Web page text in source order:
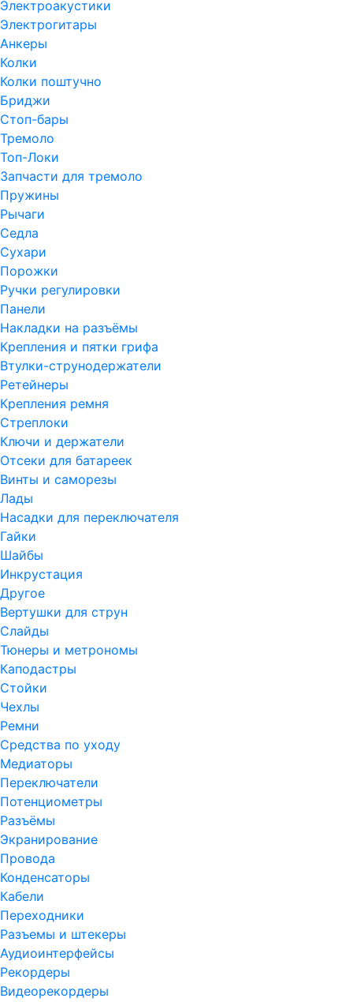
Электроакустики
Электрогитары
Анкеры
Колки
Колки поштучно
Бриджи
Стоп-бары
Тремоло
Топ-Локи
Запчасти для тремоло
Пружины
Рычаги
Седла
Сухари
Порожки
Ручки регулировки
Панели
Накладки на разъёмы
Крепления и пятки грифа
Втулки-струнодержатели
Ретейнеры
Крепления ремня
Стреплоки
Ключи и держатели
Отсеки для батареек
Винты и саморезы
Лады
Насадки для переключателя
Гайки
Шайбы
Инкрустация
Другое
Вертушки для струн
Слайды
Тюнеры и метрономы
Каподастры
Стойки
Чехлы
Ремни
Средства по уходу
Медиаторы
Переключатели
Потенциометры
Разъёмы
Экранирование
Провода
Конденсаторы
Кабели
Переходники
Разъемы и штекеры
Аудиоинтерфейсы
Рекордеры
Видеорекордеры